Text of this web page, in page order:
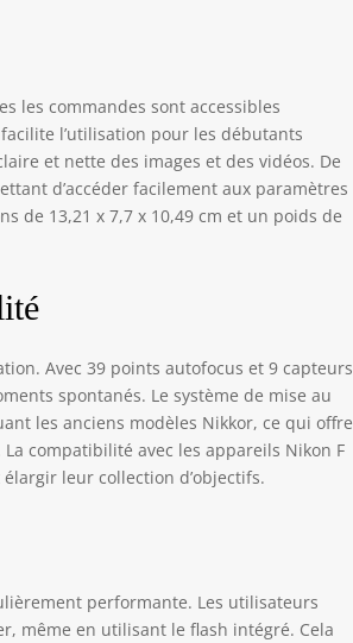
les commandes sont accessibles
l’utilisation pour les débutants
et nette des images et des vidéos. De
d’accéder facilement aux paramètres
de 13,21 x 7,7 x 10,49 cm et un poids de
Avec 39 points autofocus et 9 capteurs
spontanés. Le système de mise au
les anciens modèles Nikkor, ce qui offre
compatibilité avec les appareils Nikon F
leur collection d’objectifs.
performante. Les utilisateurs
même en utilisant le flash intégré. Cela